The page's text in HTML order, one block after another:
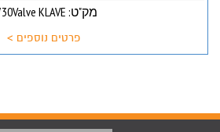
מק"ט: 1730Valve KLAVE
פרטים נוספים >